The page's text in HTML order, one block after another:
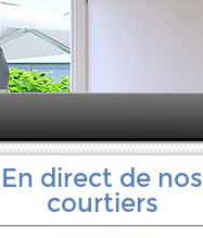
En direct de nos
courtiers